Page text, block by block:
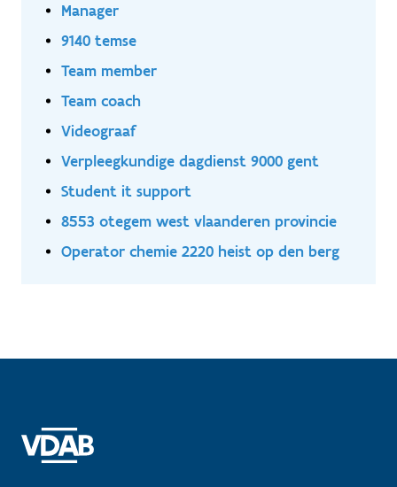
Manager
9140 temse
Team member
Team coach
Videograaf
Verpleegkundige dagdienst 9000 gent
Student it support
8553 otegem west vlaanderen provincie
Operator chemie 2220 heist op den berg